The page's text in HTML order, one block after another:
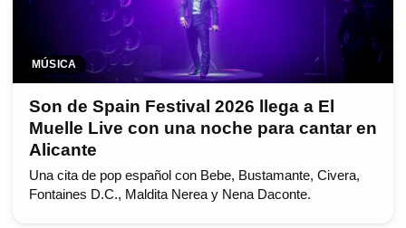
MÚSICA
Son de Spain Festival 2026 llega a El
Muelle Live con una noche para cantar en
Alicante
Una cita de pop español con Bebe, Bustamante, Civera,
Fontaines D.C., Maldita Nerea y Nena Daconte.